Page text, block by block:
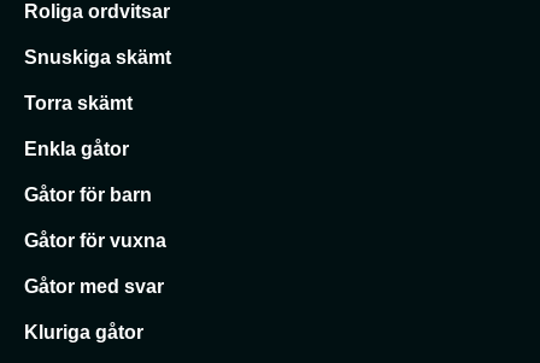
Roliga ordvitsar
Snuskiga skämt
Torra skämt
Enkla gåtor
Gåtor för barn
Gåtor för vuxna
Gåtor med svar
Kluriga gåtor